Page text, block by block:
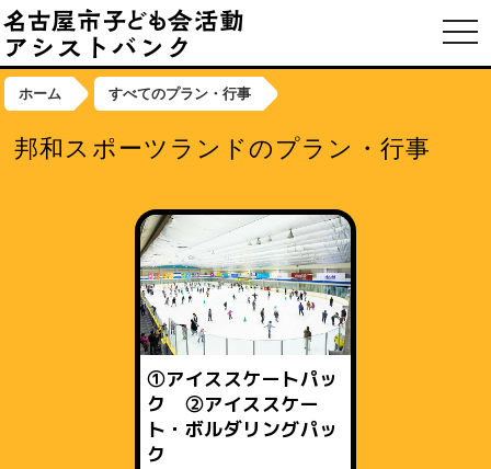
ホーム すべてのプラン・行事
邦和スポーツランドのプラン・行事
①アイススケートパッ
ク ②アイススケー
ト・ボルダリングパッ
ク